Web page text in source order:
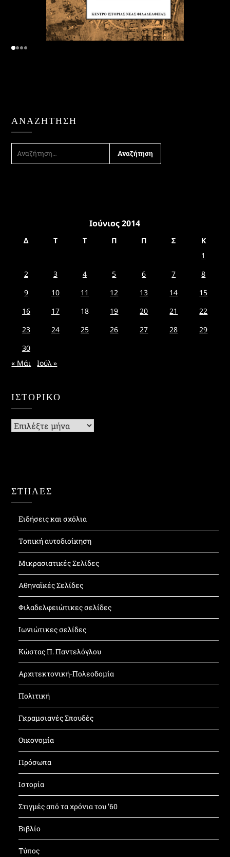
ΑΝΑΖΉΤΗΣΗ
ΑΝΑΖΉΤΗΣΗ
ΓΙΑ:
Ιούνιος 2014
Δ Τ Τ Π Π Σ
Κ
1
2
3 4 5 6 7
8
9
10 11 12 13 14
15
16
17 18 19 20 21
22
23
24 25 26 27 28
29
30
« Μάι
Ιούλ »
ΙΣΤΟΡΙΚΌ
Ιστορικό
ΣΤΗΛΕΣ
Ειδήσεις και σχόλια
Τοπική αυτοδιοίκηση
Μικρασιατικές Σελίδες
Αθηναϊκές Σελίδες
Φιλαδελφειώτικες σελίδες
Ιωνιώτικες σελίδες
Κώστας Π. Παντελόγλου
Αρχιτεκτονική-Πολεοδομία
Πολιτική
Γκραμσιανές Σπουδές
Οικονομία
Πρόσωπα
Ιστορία
Στιγμές από τα χρόνια του ’60
Βιβλίο
Τύπος